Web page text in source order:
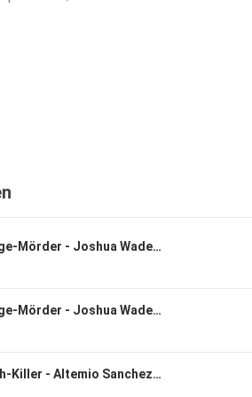
Der Anchorage-Mörder - Joshua Wade - Teil 2
Der Anchorage-Mörder - Joshua Wade - Teil 1
Der Bike-Path-Killer - Altemio Sanchez - Teil 2